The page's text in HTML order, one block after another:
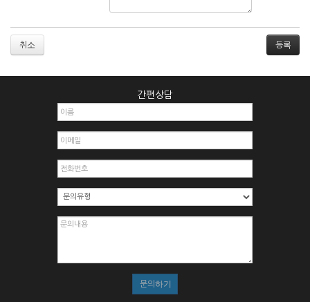
거절하거나 취소할 수 있으며, 실명으로 등록하지 않은 자의 일
2. 개인정보를 허위로 기재하여 신청할 경우
3. 경쟁 관게에 있는 이용자가 신청할 경우
4. 타인의 서비스 이용을 방해하거나, 정보를 도용한 경우
6. 이용자가 영업활동 또는 부정한 용도로 본 서비스를 이용할
7. 회사의 정보를 사전 승낙 없이 전재, 변조, 복사하여 이용하
8. 기타 회사가 정한 제반 사항을 위반하며 신청하는 경우
제5조 (서비스의 이용 및 중지)
② 시스템 점검, 교체 및 고장, 기술적인 이유, 국가비상사태, 정
스가 불가능할 경우 회사는 사전 공지나 예고 없이 서비스의 전
부 또는 일부를 일시적 또는 영구적으로 중지할 수 있습니다.
취소
간편상담